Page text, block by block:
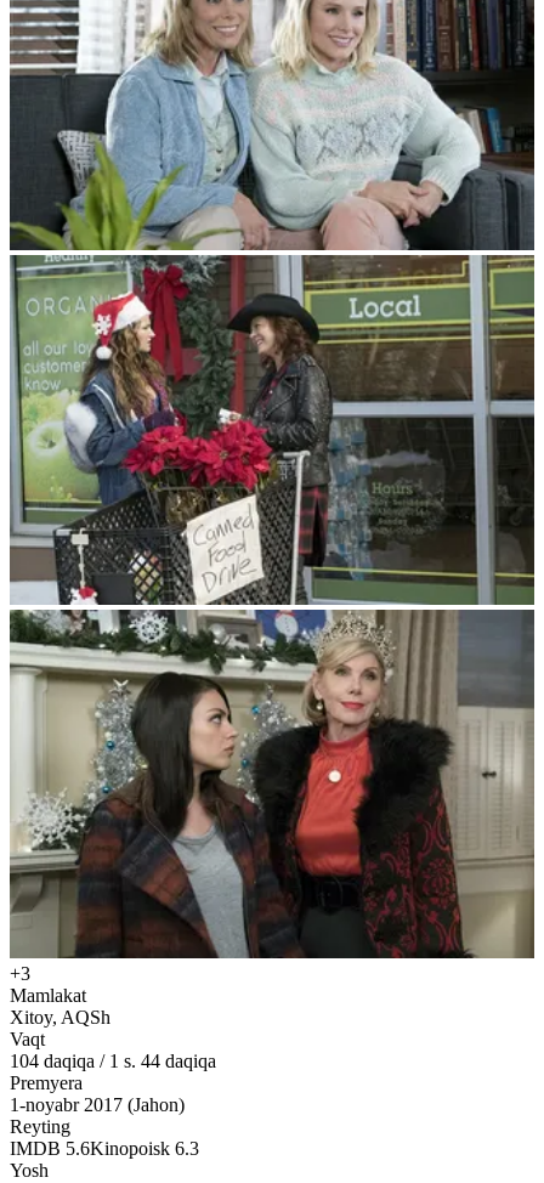
+3
Mamlakat
Xitoy, AQSh
Vaqt
104 daqiqa / 1 s. 44 daqiqa
Premyera
1-noyabr 2017 (Jahon)
Reyting
IMDB 5.6Kinopoisk 6.3
Yosh